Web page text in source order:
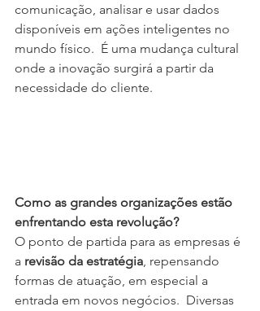
comunicação, analisar e usar dados
disponíveis em ações inteligentes no
mundo físico.  É uma mudança cultural
onde a inovação surgirá a partir da
necessidade do cliente.
Como as grandes organizações estão
enfrentando esta revolução?
O ponto de partida para as empresas é
a revisão da estratégia, repensando
formas de atuação, em especial a
entrada em novos negócios.  Diversas